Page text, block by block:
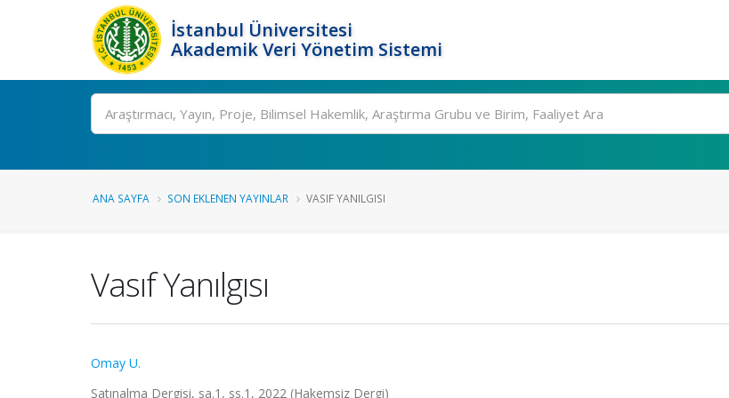
İstanbul Üniversitesi
Akademik Veri Yönetim Sistemi
Ara
ANA SAYFA SON EKLENEN YAYINLAR VASIF YANILGISI
Vasıf Yanılgısı
Omay U.
Satınalma Dergisi, sa.1, ss.1, 2022 (Hakemsiz Dergi)